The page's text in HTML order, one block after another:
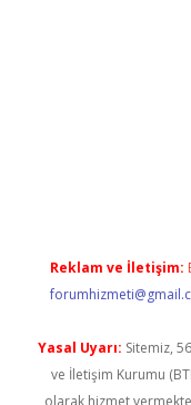
Reklam ve İletişim:
Yasal Uyarı: Sitemiz,
ve İletişim Kurumu
olarak hizmet